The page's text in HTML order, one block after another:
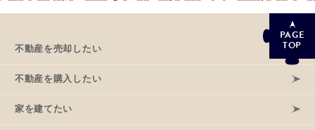
PAGE
TOP
不動産を売却したい
不動産を購入したい
家を建てたい